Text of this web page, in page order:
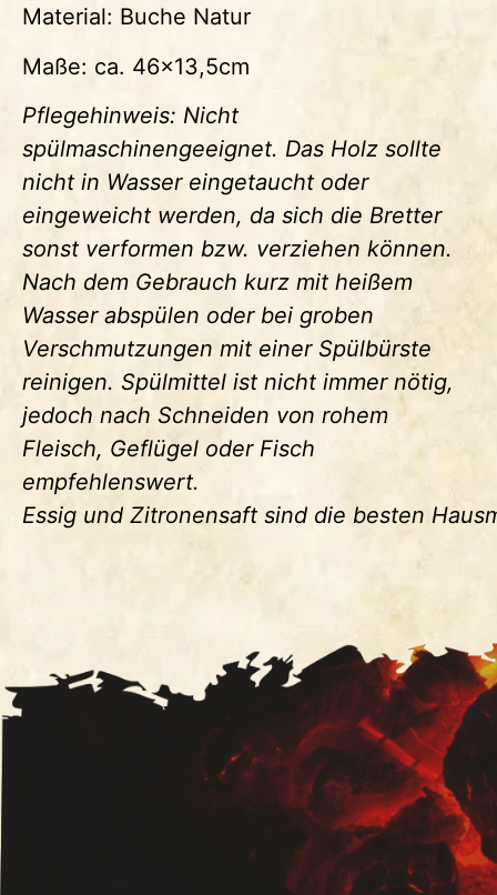
Material: Buche Natur
Maße: ca. 46×13,5cm
Pflegehinweis: Nicht
spülmaschinengeeignet. Das Holz sollte
nicht in Wasser eingetaucht oder
eingeweicht werden, da sich die Bretter
sonst verformen bzw. verziehen können.
Nach dem Gebrauch kurz mit heißem
Wasser abspülen oder bei groben
Verschmutzungen mit einer Spülbürste
reinigen. Spülmittel ist nicht immer nötig,
jedoch nach Schneiden von rohem
Fleisch, Geflügel oder Fisch
empfehlenswert.
Essig und Zitronensaft sind die besten